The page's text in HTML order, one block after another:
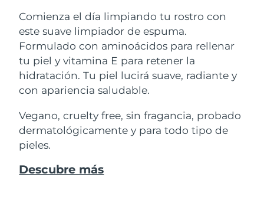
Comienza el día limpiando tu rostro con
este suave limpiador de espuma.
Formulado con aminoácidos para rellenar
tu piel y vitamina E para retener la
hidratación. Tu piel lucirá suave, radiante y
con apariencia saludable.
Vegano, cruelty free, sin fragancia, probado
dermatológicamente y para todo tipo de
pieles.
Descubre más